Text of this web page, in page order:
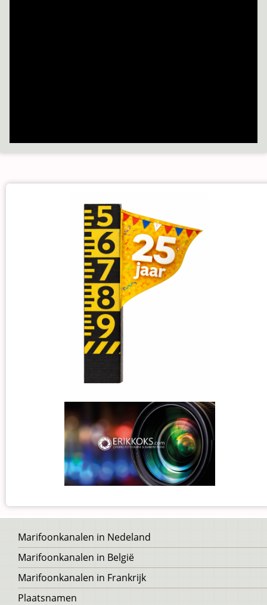
Voet
Marifoonkanalen in Nedeland
Marifoonkanalen in België
Marifoonkanalen in Frankrijk
Plaatsnamen